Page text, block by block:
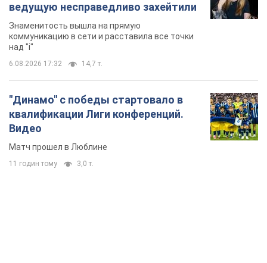
ведущую несправедливо захейтили
Знаменитость вышла на прямую
коммуникацию в сети и расставила все точки
над "i"
6.08.2026 17:32 14,7 т.
"Динамо" с победы стартовало в
квалификации Лиги конференций.
Видео
Матч прошел в Люблине
11 годин тому 3,0 т.